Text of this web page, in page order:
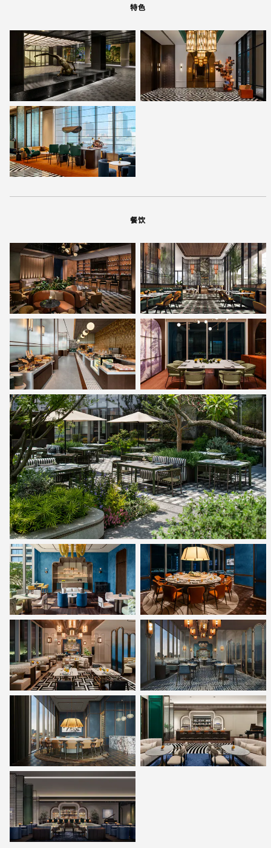
特色
餐饮